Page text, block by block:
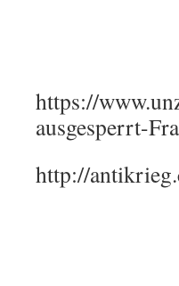
https://
ausgesperrt-
http://